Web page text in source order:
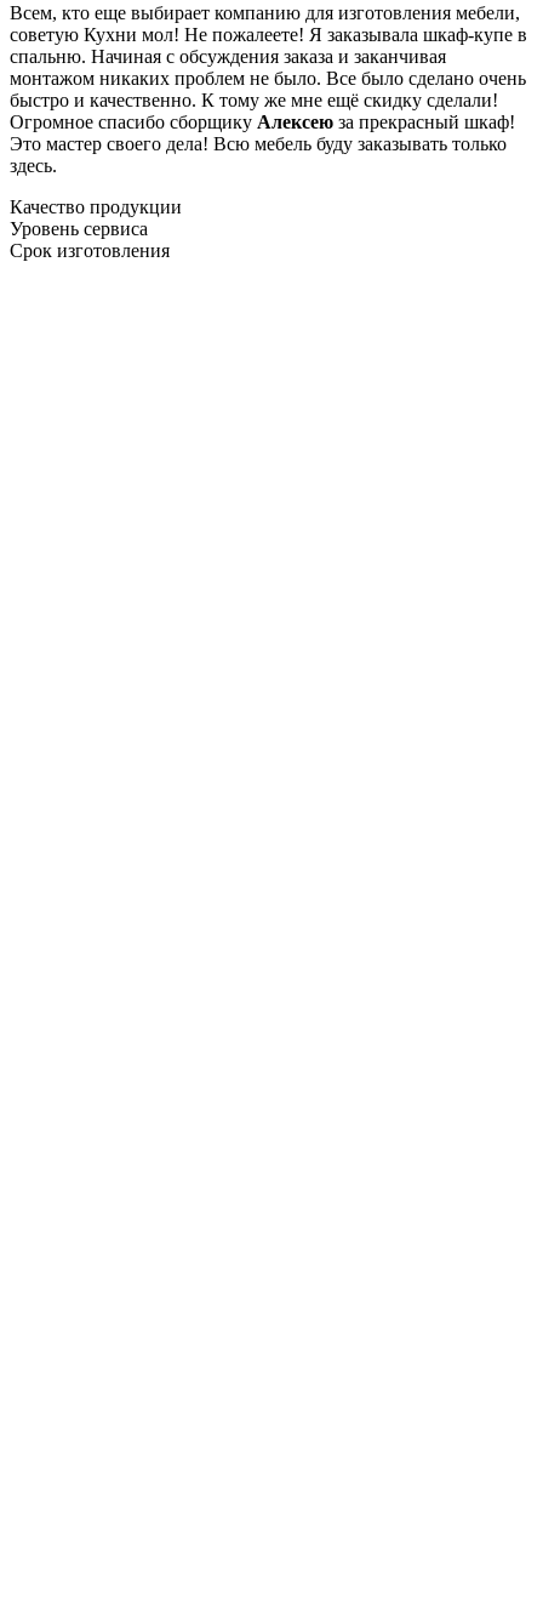
Всем, кто еще выбирает компанию для изготовления мебели,
советую Кухни мол! Не пожалеете! Я заказывала шкаф-купе в
спальню. Начиная с обсуждения заказа и заканчивая
монтажом никаких проблем не было. Все было сделано очень
быстро и качественно. К тому же мне ещё скидку сделали!
Огромное спасибо сборщику Алексею за прекрасный шкаф!
Это мастер своего дела! Всю мебель буду заказывать только
здесь.
Качество продукции
Уровень сервиса
Срок изготовления